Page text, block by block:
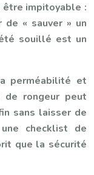
impitoyable :
de « sauver » un
souillé est un
perméabilité et
de rongeur peut
sans laisser de
checklist de
que la sécurité